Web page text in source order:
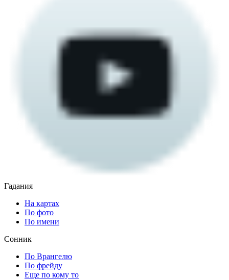
Гадания
На картах
По фото
По имени
Сонник
По Врангелю
По фрейду
Еще по кому то